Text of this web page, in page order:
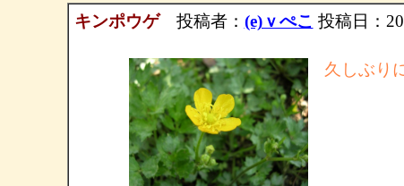
キンポウゲ投稿者： (e)ｖぺこ 投稿日：
久しぶり